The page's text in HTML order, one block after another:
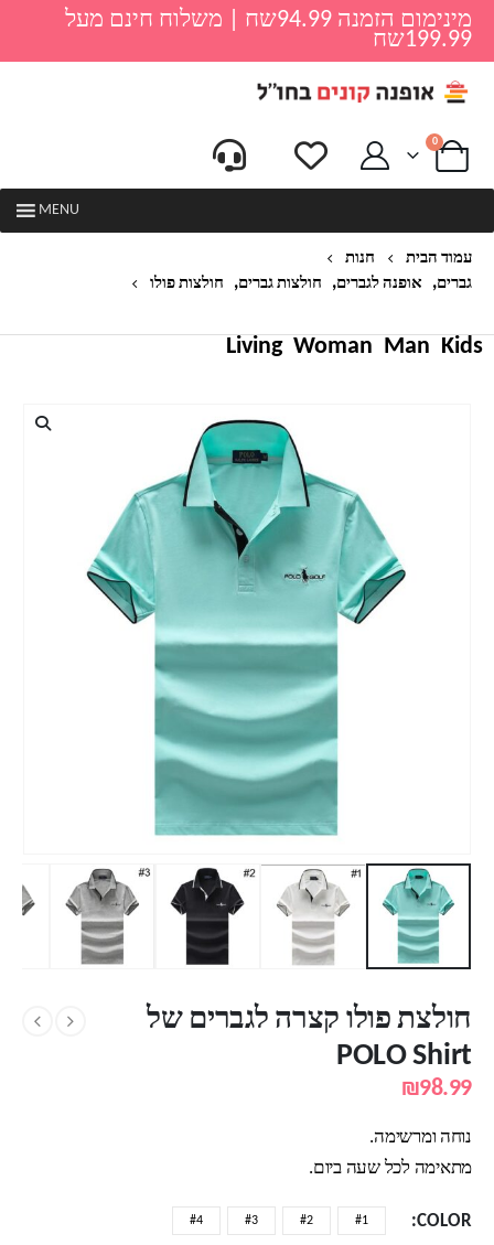
מינימום הזמנה 94.99שח | משלוח חינם מעל
199.99שח
0
MENU
עמוד הבית
חנות
גברים, אופנה לגברים, חולצות גברים, חולצות פולו
Kids
Man
Woman
Living
חולצת פולו קצרה לגברים של
POLO Shirt
₪98.99
נוחה ומרשימה.
מתאימה לכל שעה ביום.
COLOR
#1
#2
#3
#4